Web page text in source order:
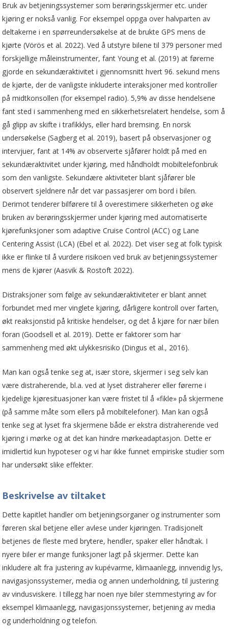
Bruk av betjeningssystemer som berøringsskjermer etc. under
kjøring er nokså vanlig. For eksempel oppga over halvparten av
deltakerne i en spørreundersøkelse at de brukte GPS mens de
kjørte (Vörös et al. 2022). Ved å utstyre bilene til 379 personer med
forskjellige måleinstrumenter, fant Young et al. (2019) at førerne
gjorde en sekundæraktivitet i gjennomsnitt hvert 96. sekund mens
de kjørte, der de vanligste inkluderte interaksjoner med kontroller
på midtkonsollen (for eksempel radio). 5,9% av disse hendelsene
fant sted i sammenheng med en sikkerhetsrelatert hendelse, som å
gå glipp av skifte i trafikklys, eller hard bremsing. En norsk
undersøkelse (Sagberg et al. 2019), basert på observasjoner og
intervjuer, fant at 14% av observerte sjåfører holdt på med en
sekundæraktivitet under kjøring, med håndholdt mobiltelefonbruk
som den vanligste. Sekundære aktiviteter blant sjåfører ble
observert sjeldnere når det var passasjerer om bord i bilen.
Derimot tenderer bilførere til å overestimere sikkerheten og øke
bruken av berøringsskjermer under kjøring med automatiserte
kjørefunksjoner som adaptive Cruise Control (ACC) og Lane
Centering Assist (LCA) (Ebel et al. 2022). Det viser seg at folk typisk
ikke er flinke til å vurdere risikoen ved bruk av betjeningssystemer
mens de kjører (Aasvik & Rostoft 2022).
Distraksjoner som følge av sekundæraktiviteter er blant annet
forbundet med mer vinglete kjøring, dårligere kontroll over farten,
økt reaksjonstid på kritiske hendelser, og det å kjøre for nær bilen
foran (Goodsell et al. 2019). Dette er faktorer som har
sammenheng med økt ulykkesrisiko (Dingus et al., 2016).
Man kan også tenke seg at, især store, skjermer i seg selv kan
være distraherende, bl.a. ved at lyset distraherer eller førerne i
kjedelige kjøresituasjoner kan være fristet til å «fikle» på skjermene
(på samme måte som ellers på mobiltelefoner). Man kan også
tenke seg at lyset fra skjermene både er ekstra distraherende ved
kjøring i mørke og at det kan hindre mørkeadaptasjon. Dette er
imidlertid kun hypoteser og vi har ikke funnet empiriske studier som
har undersøkt slike effekter.
Beskrivelse av tiltaket
Dette kapitlet handler om betjeningsorganer og instrumenter som
føreren skal betjene eller avlese under kjøringen. Tradisjonelt
betjenes de fleste med brytere, hendler, spaker eller håndtak. I
nyere biler er mange funksjoner lagt på skjermer. Dette kan
inkludere alt fra justering av kupévarme, klimaanlegg, innvendig lys,
navigasjonssystemer, media og annen underholdning, til justering
av vindusviskere. I tillegg har noen nye biler stemmestyring av for
eksempel klimaanlegg, navigasjonssystemer, betjening av media
og underholdning og telefon.